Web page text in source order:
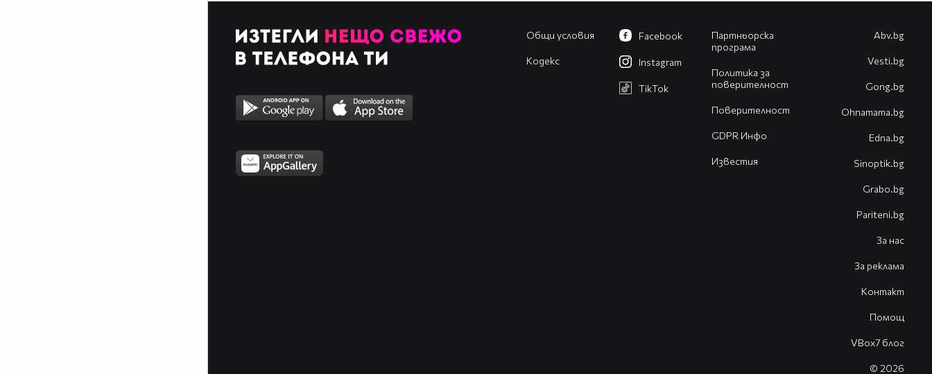
Общи условия
Кодекс
Партньорска
програма
Политика за
поверителност
Поверителност
GDPR Инфо
Известия
Facebook
Instagram
TikTok
Abv.bg
Vesti.bg
Gong.bg
Оhnamama.bg
Edna.bg
Sinoptik.bg
Grabo.bg
Pariteni.bg
За нас
За реклама
Контакт
Помощ
VBox7 блог
© 2026